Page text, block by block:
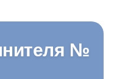
№